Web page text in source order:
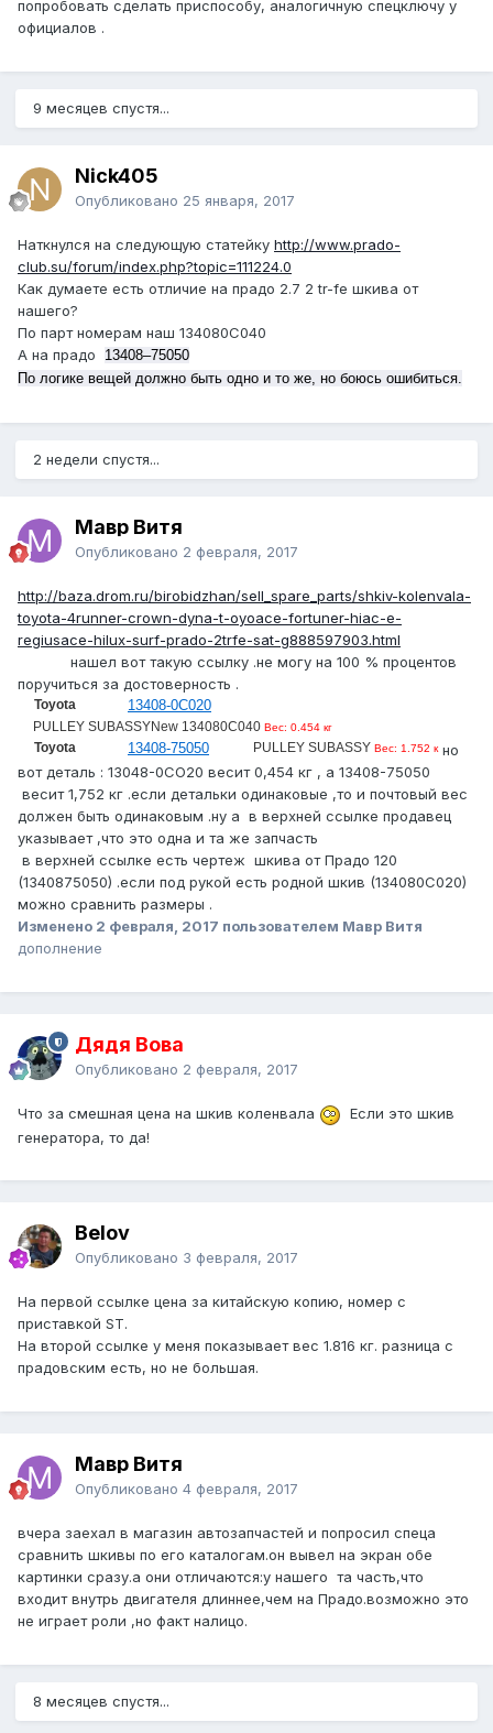
попробовать сделать приспособу, аналогичную спецключу у
официалов .
9 месяцев спустя...
Nick405
Опубликовано 25 января, 2017
Наткнулся на следующую статейку http://www.prado-
club.su/forum/index.php?topic=111224.0
Как думаете есть отличие на прадо 2.7 2 tr-fe шкива от
нашего?
По парт номерам наш 134080С040
А на прадо 13408–75050
По логике вещей должно быть одно и то же, но боюсь ошибиться.
2 недели спустя...
Мавр Витя
Опубликовано 2 февраля, 2017
http://baza.drom.ru/birobidzhan/sell_spare_parts/shkiv-kolenvala-
toyota-4runner-crown-dyna-t-oyoace-fortuner-hiac-e-
regiusace-hilux-surf-prado-2trfe-sat-g888597903.html
нашел вот такую ссылку .не могу на 100 % процентов
поручиться за достоверность .
Toyota 13408-0C020
PULLEY SUBASSYNew 134080C040 Вес: 0.454 кг
Toyota 13408-75050 PULLEY SUBASSY Вес: 1.752 кно
вот деталь : 13048-0СО20 весит 0,454 кг , а 13408-75050
весит 1,752 кг .если детальки одинаковые ,то и почтовый вес
должен быть одинаковым .ну а в верхней ссылке продавец
указывает ,что это одна и та же запчасть
в верхней ссылке есть чертеж шкива от Прадо 120
(1340875050) .если под рукой есть родной шкив (134080С020)
можно сравнить размеры .
Изменено 2 февраля, 2017 пользователем Мавр Витя
дополнение
Дядя Вова
Опубликовано 2 февраля, 2017
Что за смешная цена на шкив коленвала
Если это шкив
генератора, то да!
Belov
Опубликовано 3 февраля, 2017
На первой ссылке цена за китайскую копию, номер с
приставкой ST.
На второй ссылке у меня показывает вес 1.816 кг. разница с
прадовским есть, но не большая.
Мавр Витя
Опубликовано 4 февраля, 2017
вчера заехал в магазин автозапчастей и попросил спеца
сравнить шкивы по его каталогам.он вывел на экран обе
картинки сразу.а они отличаются:у нашего та часть,что
входит внутрь двигателя длиннее,чем на Прадо.возможно это
не играет роли ,но факт налицо.
8 месяцев спустя...